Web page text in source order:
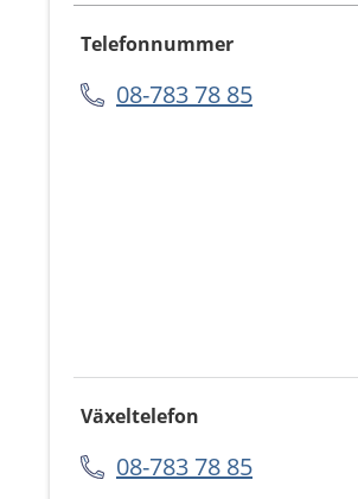
Telefonnummer
08-783 78 85
Växeltelefon
08-783 78 85